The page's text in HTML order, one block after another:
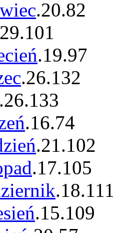
.20.82
29.101
.19.97
.26.132
26.133
.16.74
.21.102
.17.105
.18.
.15.109